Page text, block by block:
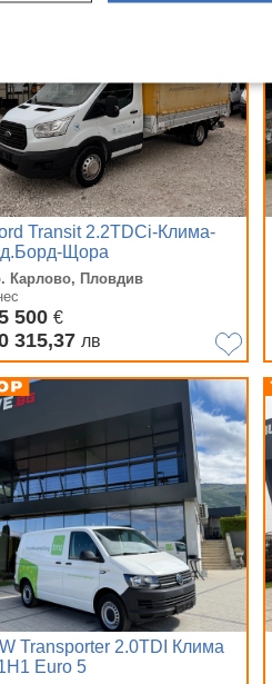
Transit 2.2TDCi-Клима-
Щора
Карлово, Пловдив
500 €
315,37 лв
Transporter 2.0TDI Клима
Euro 5